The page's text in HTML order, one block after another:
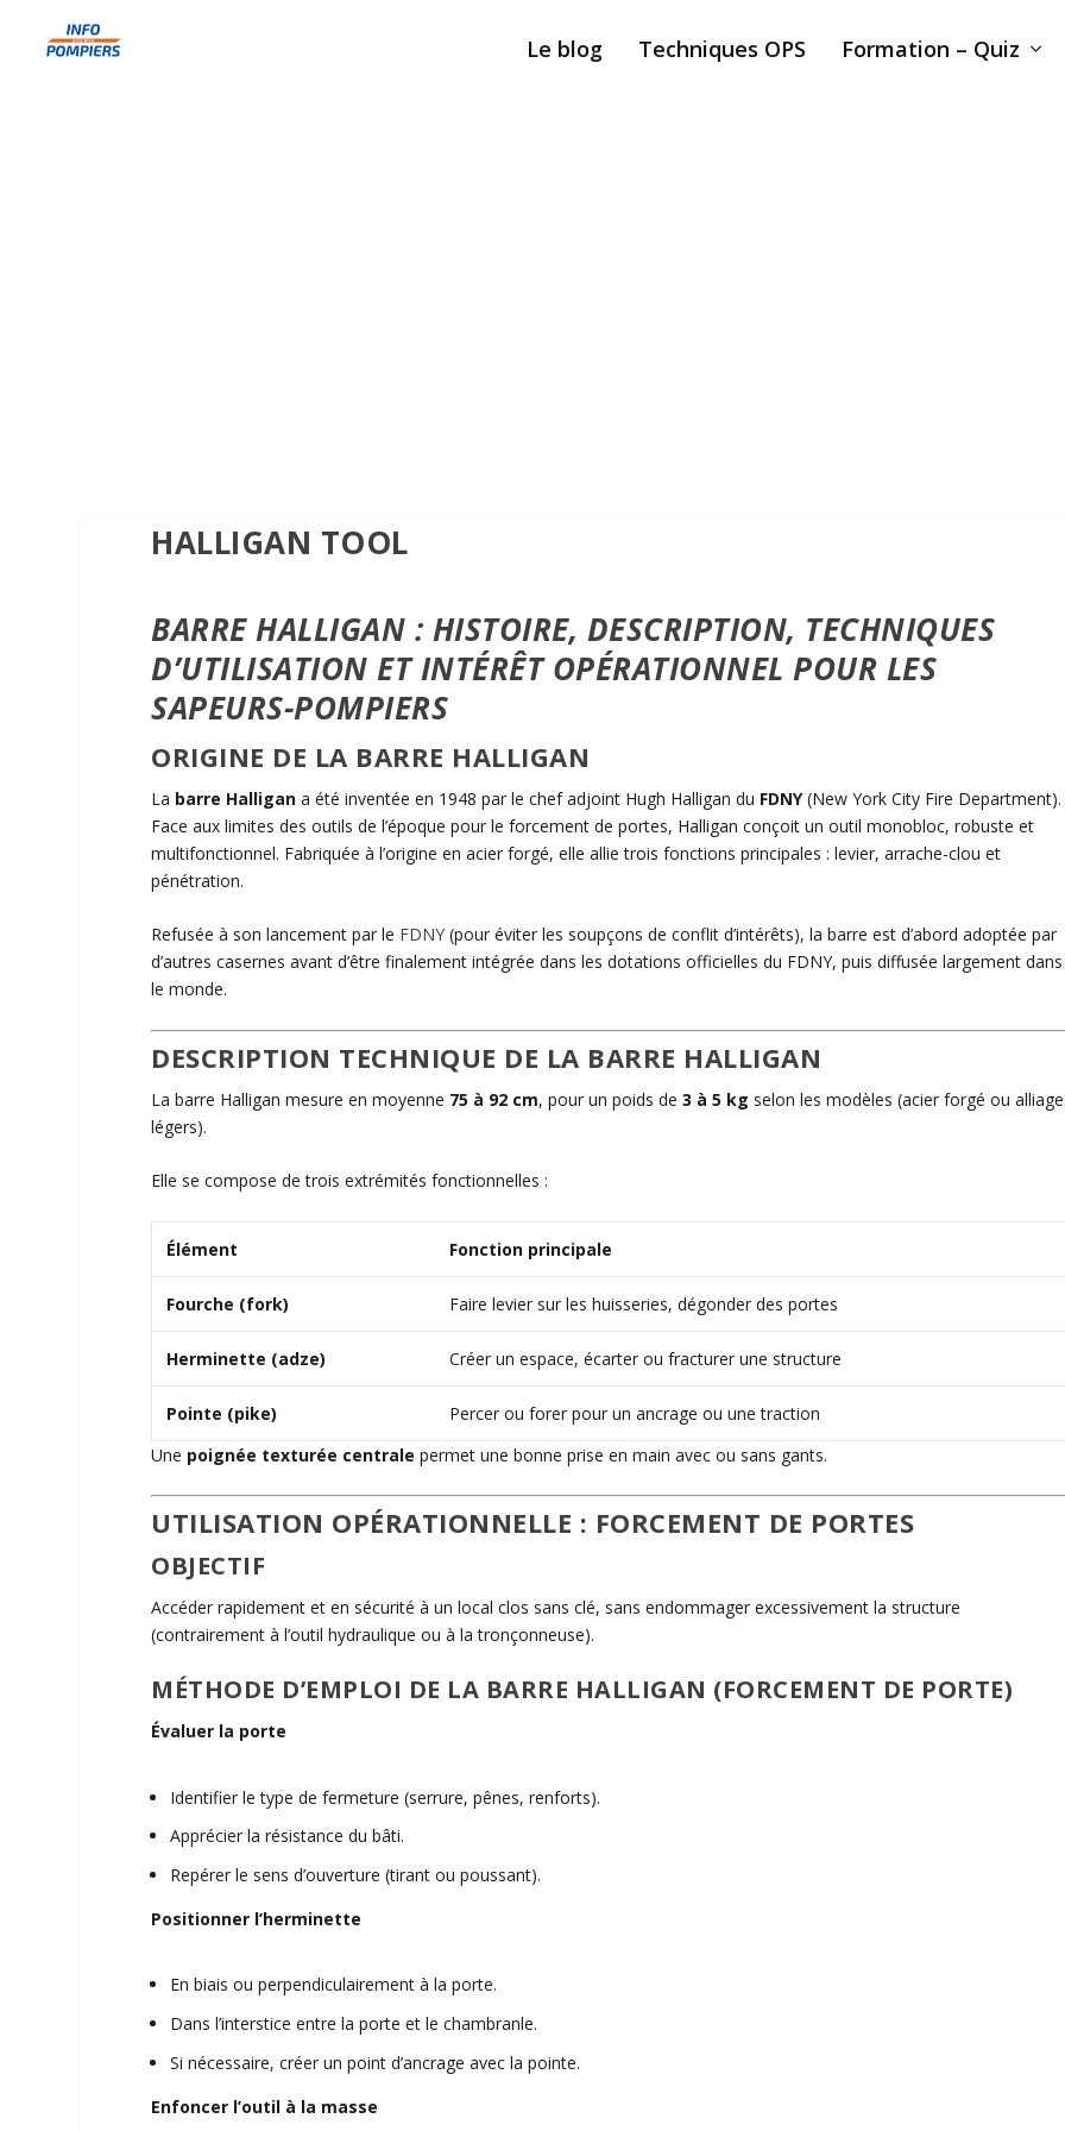
Le blog Techniques OPS Formation – Quiz
HALLIGAN TOOL
BARRE HALLIGAN : HISTOIRE, DESCRIPTION, TECHNIQUES
D’UTILISATION ET INTÉRÊT OPÉRATIONNEL POUR LES
SAPEURS-POMPIERS
ORIGINE DE LA BARRE HALLIGAN
La barre Halligan a été inventée en 1948 par le chef adjoint Hugh Halligan du FDNY(New York City Fire Department).
Face aux limites des outils de l’époque pour le forcement de portes, Halligan conçoit un outil monobloc, robuste et
multifonctionnel. Fabriquée à l’origine en acier forgé, elle allie trois fonctions principales : levier, arrache-clou et
pénétration.
Refusée à son lancement par le FDNY (pour éviter les soupçons de conflit d’intérêts), la barre est d’abord adoptée par
d’autres casernes avant d’être finalement intégrée dans les dotations officielles du FDNY, puis diffusée largement dans
le monde.
DESCRIPTION TECHNIQUE DE LA BARRE HALLIGAN
La barre Halligan mesure en moyenne 75 à 92 cm, pour un poids de3 à 5 kg selon les modèles (acier forgé ou
légers).
Elle se compose de trois extrémités fonctionnelles :
Élément Fonction principale
Fourche (fork) Faire levier sur les huisseries, dégonder des portes
Herminette (adze) Créer un espace, écarter ou fracturer une structure
Pointe (pike)
Percer ou forer pour un ancrage ou une traction
Une poignée texturée centrale permet une bonne prise en main avec ou sans gants.
UTILISATION OPÉRATIONNELLE : FORCEMENT DE PORTES
OBJECTIF
Accéder rapidement et en sécurité à un local clos sans clé, sans endommager excessivement la structure
(contrairement à l’outil hydraulique ou à la tronçonneuse).
MÉTHODE D’EMPLOI DE LA BARRE HALLIGAN (FORCEMENT DE PORTE)
Évaluer la porte
Identifier le type de fermeture (serrure, pênes, renforts).
Apprécier la résistance du bâti.
Repérer le sens d’ouverture (tirant ou poussant).
Positionner l’herminette
En biais ou perpendiculairement à la porte.
Dans l’interstice entre la porte et le chambranle.
Si nécessaire, créer un point d’ancrage avec la pointe.
Enfoncer l’outil à la masse